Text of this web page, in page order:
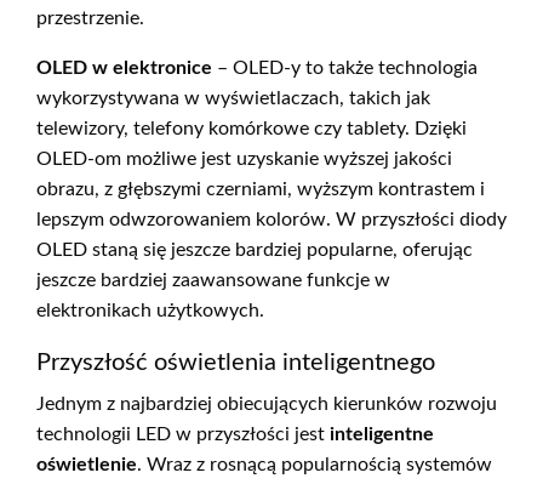
przestrzenie.
OLED w elektronice – OLED-y to także technologia
wykorzystywana w wyświetlaczach, takich jak
telewizory, telefony komórkowe czy tablety. Dzięki
OLED-om możliwe jest uzyskanie wyższej jakości
obrazu, z głębszymi czerniami, wyższym kontrastem i
lepszym odwzorowaniem kolorów. W przyszłości diody
OLED staną się jeszcze bardziej popularne, oferując
jeszcze bardziej zaawansowane funkcje w
elektronikach użytkowych.
Przyszłość oświetlenia inteligentnego
Jednym z najbardziej obiecujących kierunków rozwoju
technologii LED w przyszłości jest inteligentne
oświetlenie. Wraz z rosnącą popularnością systemów